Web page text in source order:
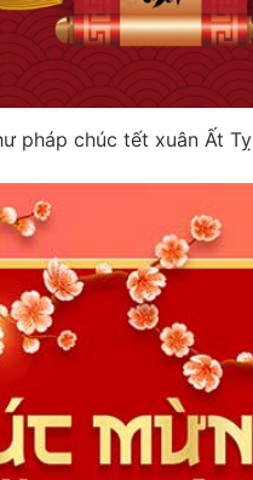
pháp chúc tết xuân Ất Tỵ